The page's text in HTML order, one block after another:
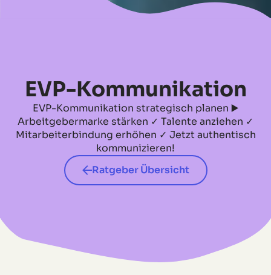
EVP-Kommunikation
EVP-Kommunikation strategisch planen ▶️
Arbeitgebermarke stärken ✓ Talente anziehen ✓
Mitarbeiterbindung erhöhen ✓ Jetzt authentisch
kommunizieren!
Ratgeber Übersicht